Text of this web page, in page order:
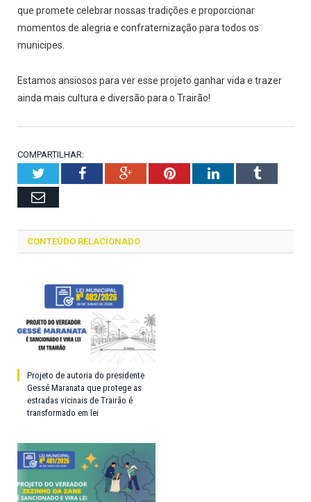
que promete celebrar nossas tradições e proporcionar
momentos de alegria e confraternização para todos os
municipes.
Estamos ansiosos para ver esse projeto ganhar vida e trazer
ainda mais cultura e diversão para o Trairão!
COMPARTILHAR:
TwitterFacebookGoogle+PinterestLinkedInTumblr
Email
CONTEÚDO RELACIONADO
Projeto de autoria do presidente
Gessé Maranata que protege as
estradas vicinais de Trairão é
transformado em lei